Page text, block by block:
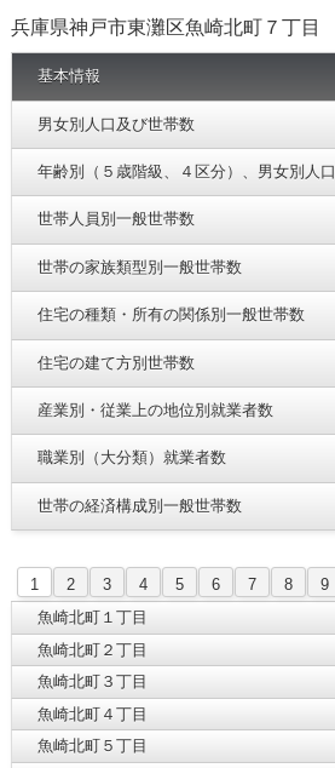
兵庫県神戸市東灘区魚崎北町７丁目
基本情報
男女別人口及び世帯数
年齢別（５歳階級、４区分）、男女別人口
世帯人員別一般世帯数
世帯の家族類型別一般世帯数
住宅の種類・所有の関係別一般世帯数
住宅の建て方別世帯数
産業別・従業上の地位別就業者数
職業別（大分類）就業者数
世帯の経済構成別一般世帯数
1 2 3 4 5 6 7 8 9
魚崎北町１丁目
魚崎北町２丁目
魚崎北町３丁目
魚崎北町４丁目
魚崎北町５丁目